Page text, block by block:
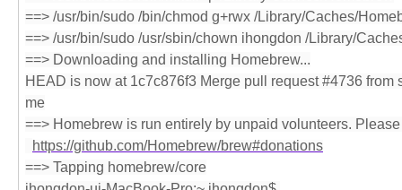
==> /usr/bin/sudo /bin/chmod g+rwx /Library/Caches/
==> /usr/bin/sudo /usr/sbin/chown ihongdon /Library/
==> Downloading and installing Homebrew...
HEAD is now at 1c7c876f3 Merge pull request #4736
me
==> Homebrew is run entirely by unpaid volunteers.
https://github.com/Homebrew/brew#donations
==> Tapping homebrew/core